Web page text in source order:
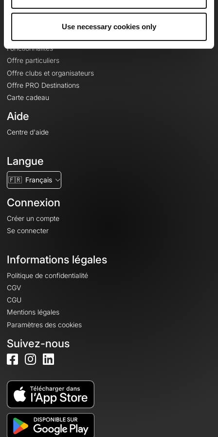
Use necessary cookies only
Fonctionnalités
Offre particuliers
Offre clubs et organisateurs
Offre PRO Destinations
Carte cadeau
Aide
Centre d'aide
Langue
🇫🇷 Français
Connexion
Créer un compte
Se connecter
Informations légales
Politique de confidentialité
CGV
CGU
Mentions légales
Paramètres des cookies
Suivez-nous